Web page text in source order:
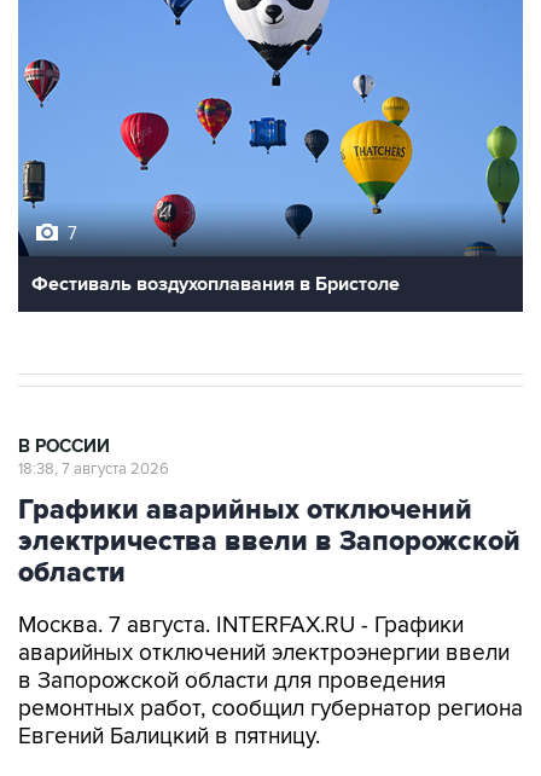
Фестиваль воздухоплавания в Бристоле
Графики аварийных отключений
электричества ввели в Запорожской
области
Москва. 7 августа. INTERFAX.RU - Графики
в Запорожской области для проведения
ремонтных работ, сообщил губернатор региона
Евгений Балицкий в пятницу.
"Для проведения ремонтных работ, а также